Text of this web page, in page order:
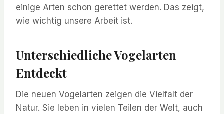
einige Arten schon gerettet werden. Das zeigt,
wie wichtig unsere Arbeit ist.
Unterschiedliche Vogelarten
Entdeckt
Die neuen Vogelarten zeigen die Vielfalt der
Natur. Sie leben in vielen Teilen der Welt, auch